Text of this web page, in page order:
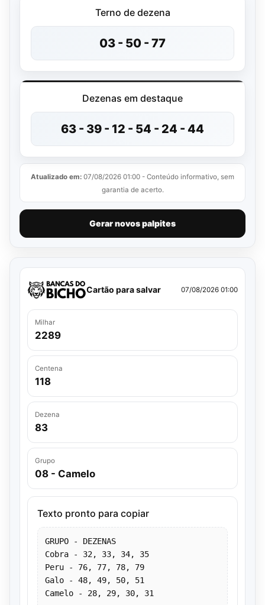
Terno de dezena
03 - 50 - 77
Dezenas em destaque
63 - 39 - 12 - 54 - 24 - 44
Atualizado em: 07/08/2026 01:00 - Conteúdo informativo, sem
garantia de acerto.
Gerar novos palpites
Cartão para salvar 07/08/2026 01:00
Milhar
2289
Centena
118
Dezena
83
Grupo
08 - Camelo
Texto pronto para copiar
GRUPO - DEZENAS
Cobra - 32, 33, 34, 35
Peru - 76, 77, 78, 79
Galo - 48, 49, 50, 51
Camelo - 28, 29, 30, 31